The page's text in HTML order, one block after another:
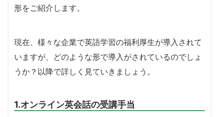
形をご紹介します。
現在、様々な企業で英語学習の福利厚生が導入されて
いますが、どのような形で導入がされているのでしょ
うか？以降で詳しく見ていきましょう。
1.オンライン英会話の受講手当